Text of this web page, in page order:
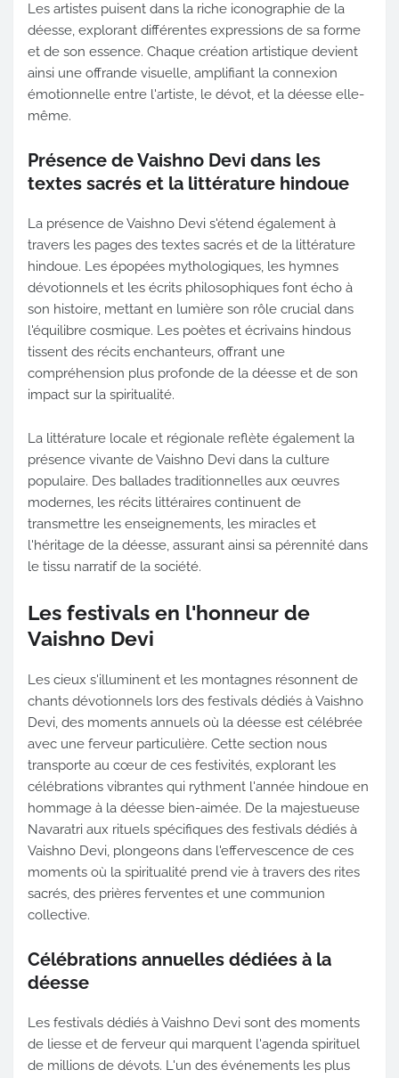
Les artistes puisent dans la riche iconographie de la
déesse, explorant différentes expressions de sa forme
et de son essence. Chaque création artistique devient
ainsi une offrande visuelle, amplifiant la connexion
émotionnelle entre l'artiste, le dévot, et la déesse elle-
même.
Présence de Vaishno Devi dans les
textes sacrés et la littérature hindoue
La présence de Vaishno Devi s'étend également à
travers les pages des textes sacrés et de la littérature
hindoue. Les épopées mythologiques, les hymnes
dévotionnels et les écrits philosophiques font écho à
son histoire, mettant en lumière son rôle crucial dans
l'équilibre cosmique. Les poètes et écrivains hindous
tissent des récits enchanteurs, offrant une
compréhension plus profonde de la déesse et de son
impact sur la spiritualité.
La littérature locale et régionale reflète également la
présence vivante de Vaishno Devi dans la culture
populaire. Des ballades traditionnelles aux œuvres
modernes, les récits littéraires continuent de
transmettre les enseignements, les miracles et
l'héritage de la déesse, assurant ainsi sa pérennité dans
le tissu narratif de la société.
Les festivals en l'honneur de
Vaishno Devi
Les cieux s'illuminent et les montagnes résonnent de
chants dévotionnels lors des festivals dédiés à Vaishno
Devi, des moments annuels où la déesse est célébrée
avec une ferveur particulière. Cette section nous
transporte au cœur de ces festivités, explorant les
célébrations vibrantes qui rythment l'année hindoue en
hommage à la déesse bien-aimée. De la majestueuse
Navaratri aux rituels spécifiques des festivals dédiés à
Vaishno Devi, plongeons dans l'effervescence de ces
moments où la spiritualité prend vie à travers des rites
sacrés, des prières ferventes et une communion
collective.
Célébrations annuelles dédiées à la
déesse
Les festivals dédiés à Vaishno Devi sont des moments
de liesse et de ferveur qui marquent l'agenda spirituel
de millions de dévots. L'un des événements les plus